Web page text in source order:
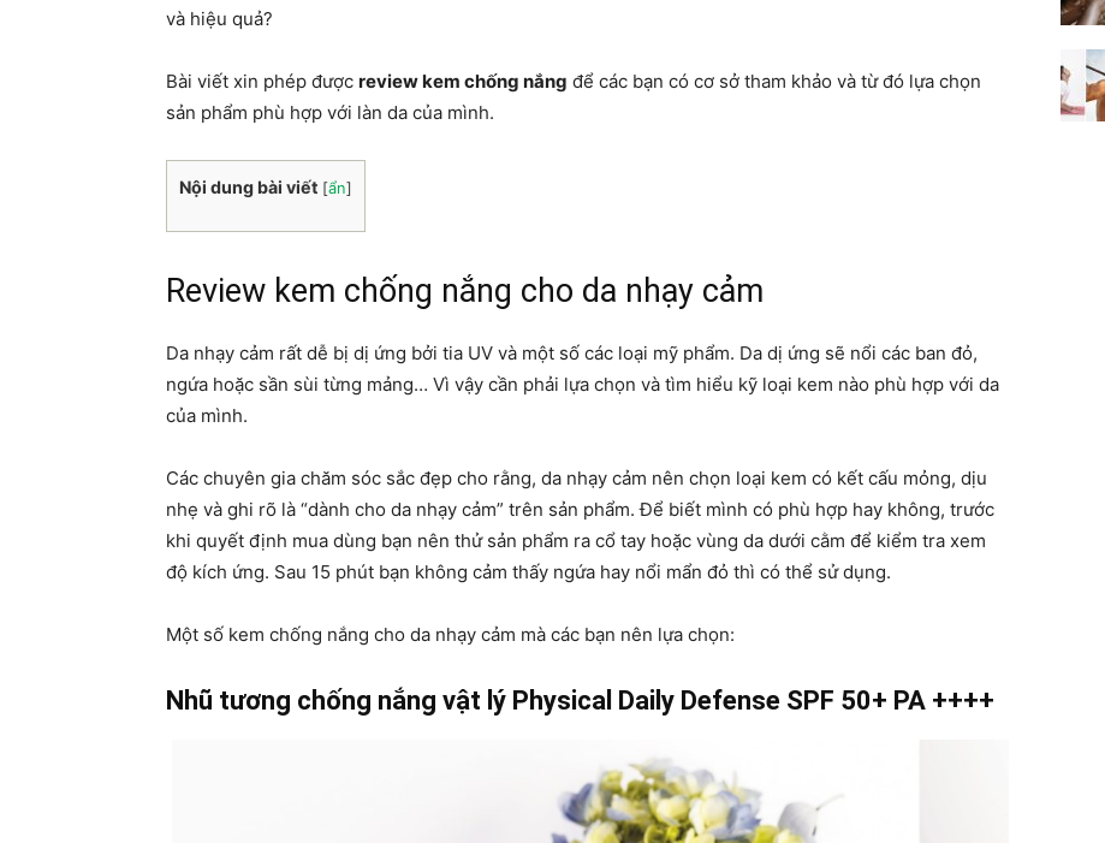
và hiệu quả?
Bài viết xin phép được review kem chống nắng để các bạn có cơ sở tham khảo và từ đó lựa chọn
sản phẩm phù hợp với làn da của mình.
Nội dung bài viết [ẩn]
Review kem chống nắng cho da nhạy cảm
Da nhạy cảm rất dễ bị dị ứng bởi tia UV và một số các loại mỹ phẩm. Da dị ứng sẽ nổi các ban đỏ,
ngứa hoặc sần sùi từng mảng… Vì vậy cần phải lựa chọn và tìm hiểu kỹ loại kem nào phù hợp với da
của mình.
Các chuyên gia chăm sóc sắc đẹp cho rằng, da nhạy cảm nên chọn loại kem có kết cấu mỏng, dịu
nhẹ và ghi rõ là “dành cho da nhạy cảm” trên sản phẩm. Để biết mình có phù hợp hay không, trước
khi quyết định mua dùng bạn nên thử sản phẩm ra cổ tay hoặc vùng da dưới cằm để kiểm tra xem
độ kích ứng. Sau 15 phút bạn không cảm thấy ngứa hay nổi mẩn đỏ thì có thể sử dụng.
Một số kem chống nắng cho da nhạy cảm mà các bạn nên lựa chọn:
Nhũ tương chống nắng vật lý Physical Daily Defense SPF 50+ PA ++++